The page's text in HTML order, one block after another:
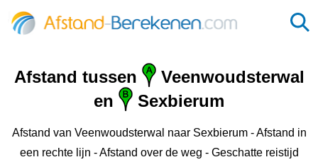
Afstand tussen
Veenwoudsterwal
en
Sexbierum‎
Afstand van Veenwoudsterwal naar Sexbierum‎ - Afstand in
een rechte lijn - Afstand over de weg - Geschatte reistijd